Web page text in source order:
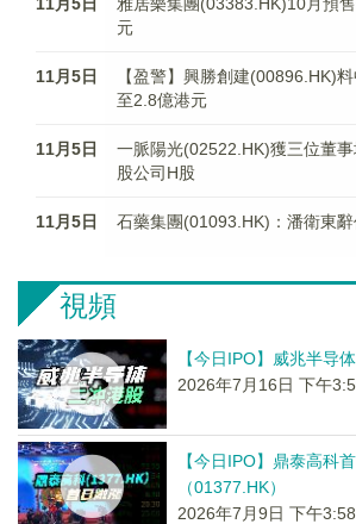
元
11月5日
【盈警】興勝創建(00896.HK)
至2.8億港元
11月5日
一脈陽光(02522.HK)獲三位董
股公司H股
11月5日 石藥集團(01093.HK)：潘衛東
視頻
【今日IPO】威兆半导
2026年7月16日 下午
【今日IPO】鼎泰高科
（01377.HK）
2026年7月9日 下午3:58